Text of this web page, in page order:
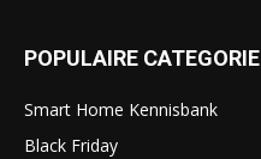
POPULAIRE CATEGORIE
Smart Home Kennisbank
Black Friday